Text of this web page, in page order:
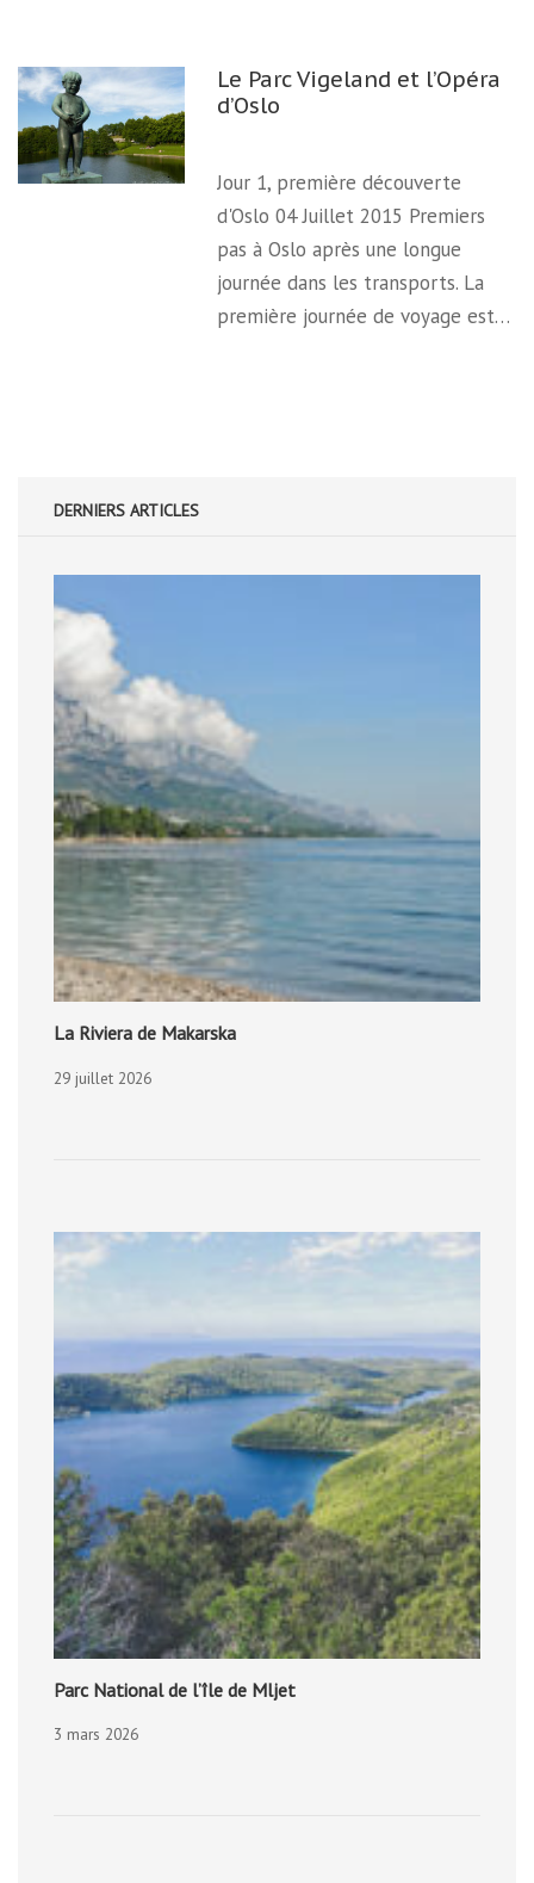
Le Parc Vigeland et l’Opéra
d’Oslo
Jour 1, première découverte
d'Oslo 04 Juillet 2015 Premiers
pas à Oslo après une longue
journée dans les transports. La
première journée de voyage est…
DERNIERS ARTICLES
La Riviera de Makarska
29 juillet 2026
Parc National de l’île de Mljet
3 mars 2026